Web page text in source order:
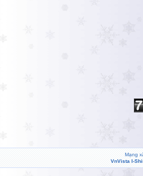
Mạng
VnVista I-